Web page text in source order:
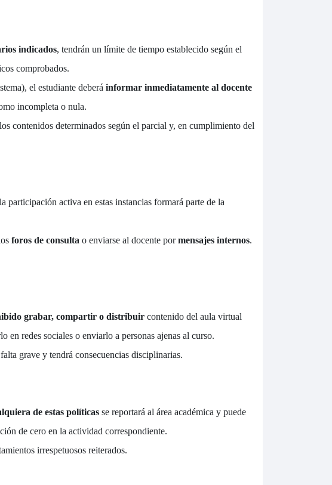
indicados, tendrán un límite de tiempo establecido según el
comprobados.
el estudiante deberá informar inmediatamente al docente
incompleta o nula.
contenidos determinados según el parcial y, en cumplimiento del
activa en estas instancias formará parte de la
foros de consulta o enviarse al docente pormensajes internos.
grabar, compartir o distribuircontenido del aula virtual
redes sociales o enviarlo a personas ajenas al curso.
grave y tendrá consecuencias disciplinarias.
de estas políticasse reportará al área académica y puede
de cero en la actividad correspondiente.
irrespetuosos reiterados.